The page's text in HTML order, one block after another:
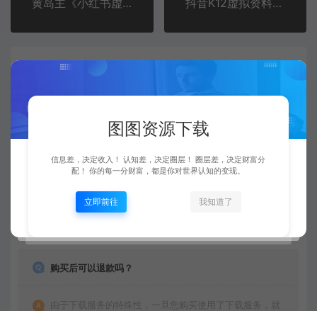
黄岛主《小红书虚拟项目训练营2.0》小红书引流到微信上变现，月变现2W+ 抖音K12虚拟资料变现副业项目玩法，一条龙实操经验，视频版大解析
常见问题
源码、模板等等资源。
查看详情
购买后可以退款吗？
由于下载服务的特殊性，一旦您购买使用了下载服务，就
图图资源下载
信息差，决定收入！ 认知差，决定圈层！ 圈层差，决定财富分
配！ 你的每一分财富，都是你对世界认知的变现。
立即前往 我知道了